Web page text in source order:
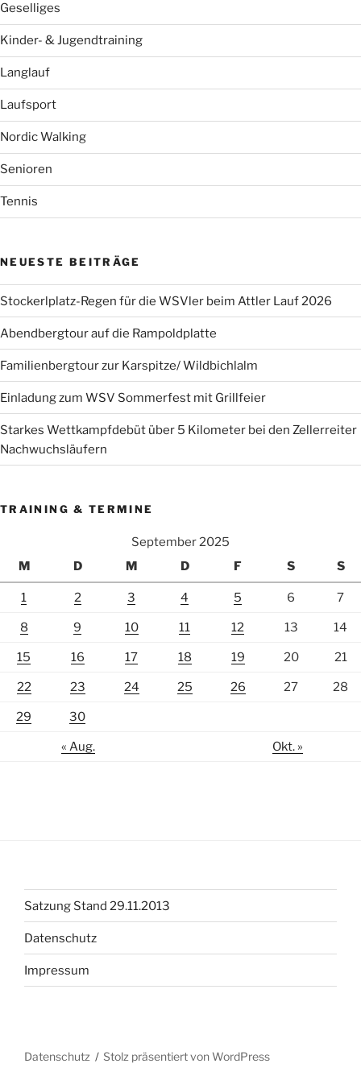
Geselliges
Kinder- & Jugendtraining
Langlauf
Laufsport
Nordic Walking
Senioren
Tennis
NEUESTE BEITRÄGE
Stockerlplatz-Regen für die WSVler beim Attler Lauf 2026
Abendbergtour auf die Rampoldplatte
Familienbergtour zur Karspitze/ Wildbichlalm
Einladung zum WSV Sommerfest mit Grillfeier
Starkes Wettkampfdebüt über 5 Kilometer bei den Zellerreiter
Nachwuchsläufern
TRAINING & TERMINE
September 2025
M
D M D F S S
1 2 3 4 5 6 7
8 9 10 11 12 13 14
15 16 17 18 19 20 21
22 23 24 25 26 27 28
29 30
« Aug. Okt. »
Satzung Stand 29.11.2013
Datenschutz
Impressum
Datenschutz Stolz präsentiert von WordPress